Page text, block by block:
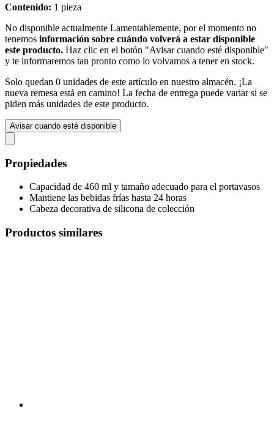
Contenido: 1 pieza
No disponible actualmente Lamentablemente, por el momento no
tenemos información sobre cuándo volverá a estar disponible
este producto. Haz clic en el botón "Avisar cuando esté disponible"
y te informaremos tan pronto como lo volvamos a tener en stock.
Solo quedan 0 unidades de este artículo en nuestro almacén. ¡La
nueva remesa está en camino! La fecha de entrega puede variar si se
piden más unidades de este producto.
Avisar cuando esté disponible
Propiedades
Capacidad de 460 ml y tamaño adecuado para el portavasos
Mantiene las bebidas frías hasta 24 horas
Cabeza decorativa de silicona de colección
Productos similares